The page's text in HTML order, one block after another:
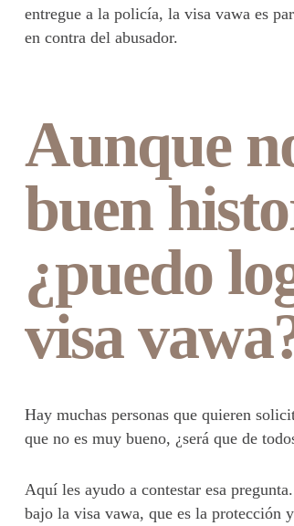
entregue a la policía, la visa vawa es
en contra del abusador.
Aunque
buen
¿puedo
visa
Hay muchas personas que quieren
que no es muy bueno, ¿será que de
Aquí les ayudo a contestar esa
bajo la visa vawa, que es la protección